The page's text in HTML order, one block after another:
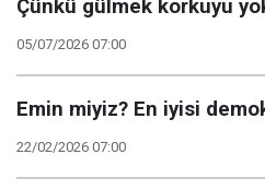
Çünkü gülmek korkuyu
05/07/2026 07:00
Emin miyiz? En iyisi
22/02/2026 07:00